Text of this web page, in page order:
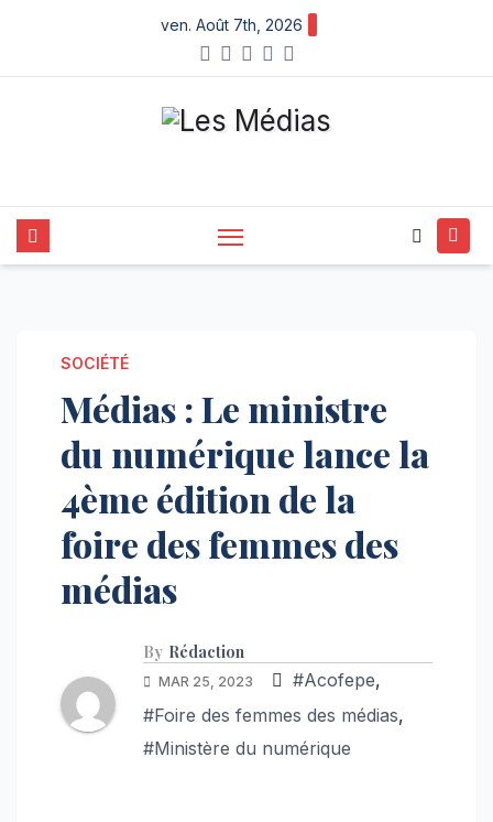
content
ven. Août 7th, 2026
SOCIÉTÉ
Médias : Le ministre
du numérique lance la
4ème édition de la
foire des femmes des
médias
By Rédaction
MAR 25, 2023 #Acofepe,
#Foire des femmes des médias,
#Ministère du numérique